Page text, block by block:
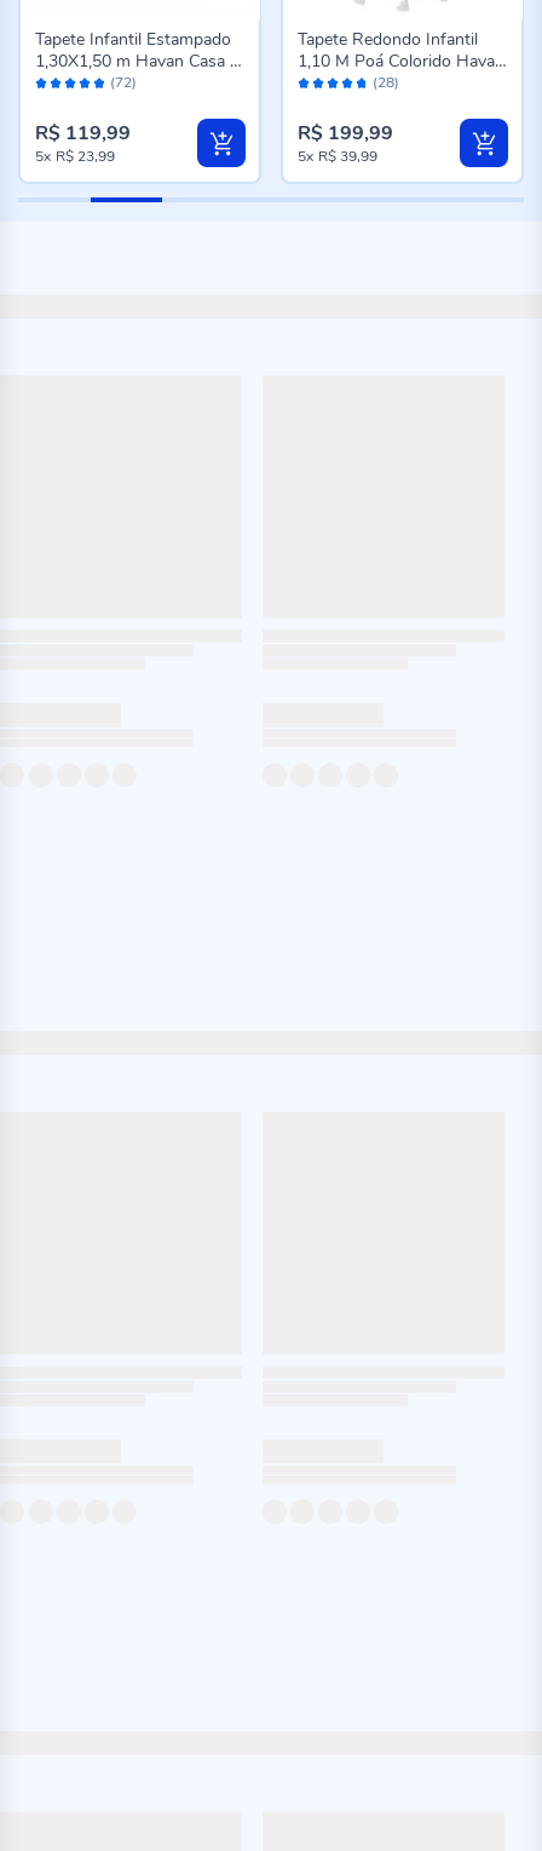
Avaliação: (72)
Tapete Infantil Estampado
1,30X1,50 m Havan Casa -
Autorama
R$ 119,99
5x R$ 23,99
Avaliação: (28)
Tapete Redondo Infantil
1,10 M Poá Colorido Havan
Casa - Off White Color
R$ 199,99
5x R$ 39,99